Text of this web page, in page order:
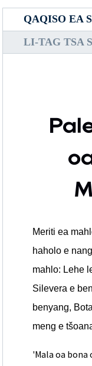
QAQISO EA
LI-TAG TSA
Meriti ea
haholo e
mahlo: Lehe
Silevera e
benyang,
meng e
'Mala oa bona